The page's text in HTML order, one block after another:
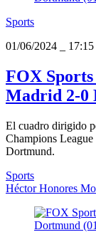
Sports
01/06/2024
17:15
FOX
Madrid 2-0
El cuadro dirigido
Champions
Dortmund.
Sports
Héctor Honores